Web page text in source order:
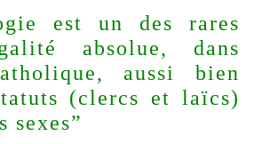
est un des rares
absolue, dans
aussi bien
(clercs et laïcs)
sexes”